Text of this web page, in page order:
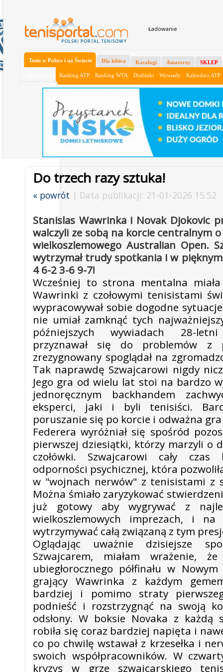
Ładowanie
Tenis w Polsce i na Świecie
Ranking ATP Ranking WTA Drabinki Wywiady Kalendarz ATP
Dla kibica Katalogi Amatorzy SKLEP
Do trzech razy sztuka!
« powrót | Data publikacji: 21-01-2026 15:52
Stanislas Wawrinka i Novak Djokovic
walczyli ze sobą na korcie centralnym o
wielkoszlemowego Australian Open.
wytrzymał trudy spotkania i w
4 6-2 3-6 9-7!
Wcześniej to strona mentalna
Wawrinki z czołowymi tenisistami
wypracowywał sobie dogodne
nie umiał zamknąć tych
późniejszych wywiadach 28-
przyznawał się do problemów z
zrezygnowany spoglądał na
Tak naprawdę Szwajcarowi nigdy
Jego gra od wielu lat stoi na bardzo
jednoręcznym backhandem
eksperci, jaki i byli tenisiści.
poruszanie się po korcie i odważna
Federera wyróżniał się spośród
pierwszej dziesiątki, którzy marzyli o
czołówki. Szwajcarowi cały czas
odporności psychicznej, która
w "wojnach nerwów" z tenisistami z
Można śmiało zaryzykować
już gotowy aby wygrywać z
wielkoszlemowych imprezach, i
wytrzymywać całą związaną z tym
Oglądając uważnie dzisiejsze
Szwajcarem, miałam wrażenie,
ubiegłorocznego półfinału w
grający Wawrinka z każdym
bardziej i pomimo straty
podnieść i rozstrzygnąć na swoją
odsłony. W boksie Novaka z każdą
robiła się coraz bardziej napięta i
co po chwilę wstawał z krzesełka i
swoich współpracowników. W
kryzys w grze szwajcarskiego